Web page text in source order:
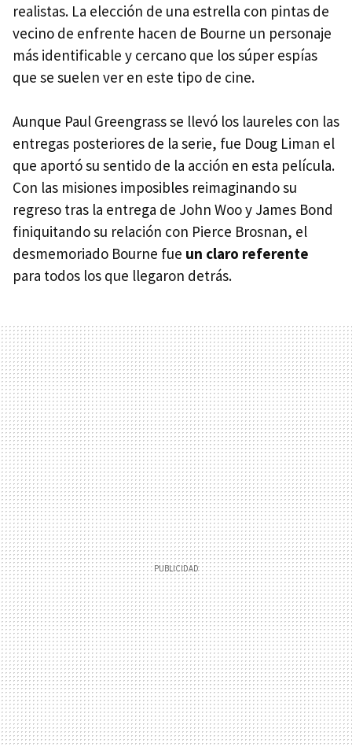
realistas. La elección de una estrella con pintas de
vecino de enfrente hacen de Bourne un personaje
más identificable y cercano que los súper espías
que se suelen ver en este tipo de cine.
Aunque Paul Greengrass se llevó los laureles con las
entregas posteriores de la serie, fue Doug Liman el
que aportó su sentido de la acción en esta película.
Con las misiones imposibles reimaginando su
regreso tras la entrega de John Woo y James Bond
finiquitando su relación con Pierce Brosnan, el
desmemoriado Bourne fue un claro referente
para todos los que llegaron detrás.